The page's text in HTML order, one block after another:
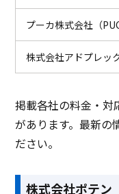
プーカ株式会社（
株式会社アドプレッ
掲載各社の料金・対
があります。最新の
ださい。
株式会社ポテン